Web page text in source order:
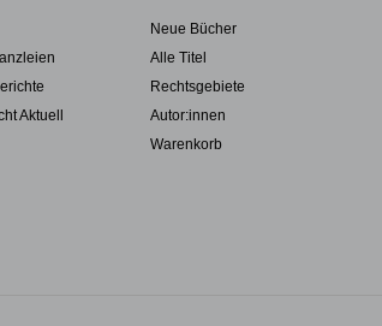
Aktuell
Neue Bücher
Alle Titel
Rechtsgebiete
Autor:innen
Warenkorb